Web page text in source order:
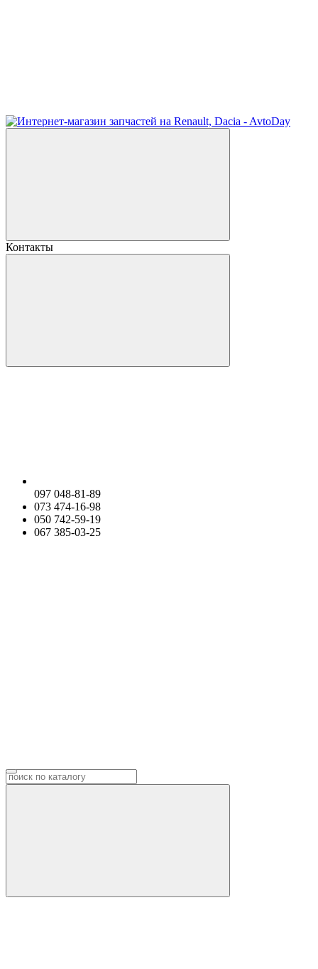
Контакты
097 048-81-89
073 474-16-98
050 742-59-19
067 385-03-25